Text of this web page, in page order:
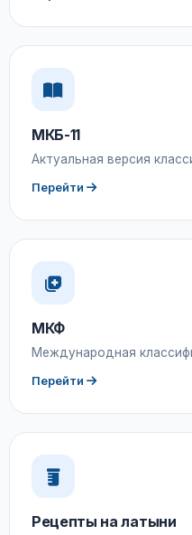
МКБ-11
Актуальная версия
Перейти
МКФ
Международная
Перейти
Рецепты на латыни